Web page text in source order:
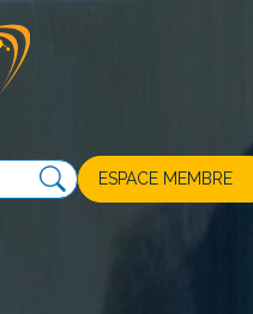
ESPACE MEMBRE